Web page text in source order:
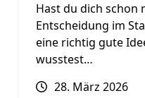
Hast du dich schon
Entscheidung im
eine richtig gute
wusstest…
28. März 2026